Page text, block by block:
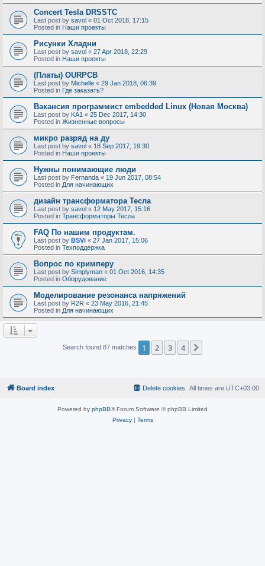
Concert Tesla DRSSTC
Last post by savol « 01 Oct 2018, 17:15
Posted in Наши проекты
Рисунки Хладни
Last post by savol « 27 Apr 2018, 22:29
Posted in Наши проекты
(Платы) OURPCB
Last post by Michelle « 29 Jan 2018, 06:39
Posted in Где заказать?
Вакансия программист embedded Linux (Новая Москва)
Last post by KA1 « 25 Dec 2017, 14:30
Posted in Жизненные вопросы
микро разряд на ду
Last post by savol « 18 Sep 2017, 19:30
Posted in Наши проекты
Нужны понимающие люди
Last post by Fernanda « 19 Jun 2017, 08:54
Posted in Для начинающих
дизайн трансформатора Тесла
Last post by savol « 12 May 2017, 15:16
Posted in Трансформаторы Тесла
FAQ По нашим продуктам.
Last post by BSVi « 27 Jan 2017, 15:06
Posted in Техподдержка
Вопрос по кримперу
Last post by Simplyman « 01 Oct 2016, 14:35
Posted in Оборудование
Моделирование резонанса напряжений
Last post by R2R « 23 May 2016, 21:45
Posted in Для начинающих
Search found 87 matches 1 2 3 4
Board index All times are UTC+03:00
Delete cookies
Powered by phpBB® Forum Software © phpBB Limited
Privacy| Terms